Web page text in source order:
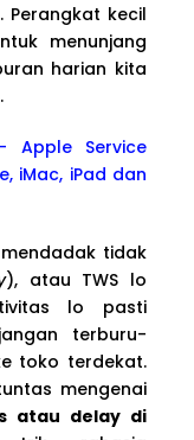
Perangkat kecil
menunjang
harian kita
Apple Service
iMac, iPad dan
tidak
), atau TWS lo
lo pasti
terburu-
toko terdekat.
mengenai
atau delay di